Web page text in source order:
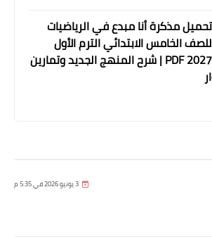
تحميل مذكرة أنا مبدع في الرياضيات
للصف الخامس الابتدائي الترم الأول
2027 PDF | شرح المنهج الجديد وتمارين
3 يونيو 2026 في 5:35 م